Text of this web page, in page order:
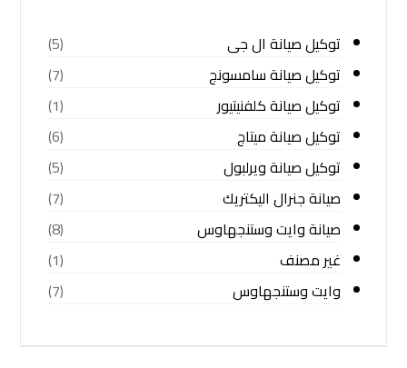
توكيل صيانة ال جى
(5)
توكيل صيانة سامسونج
(7)
توكيل صيانة كلفنيتيور
(1)
توكيل صيانة ميتاج
(6)
توكيل صيانة ويرلبول
(5)
صيانة جنرال اليكتريك
(7)
صيانة وايت وستنجهاوس
(8)
غير مصنف
(1)
وايت وستنجهاوس
(7)